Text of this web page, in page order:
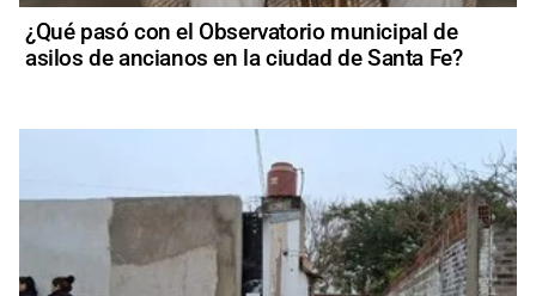
¿Qué pasó con el Observatorio municipal de
asilos de ancianos en la ciudad de Santa Fe?